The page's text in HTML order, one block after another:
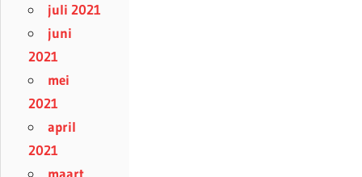
juli 2021
juni
2021
mei
2021
april
2021
maart